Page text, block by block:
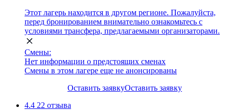
Этот лагерь находится в другом регионе. Пожалуйста,
перед бронированием внимательно ознакомьтесь с
условиями трансфера, предлагаемыми организаторами.
Смены:
Нет информации о предстоящих сменах
Смены в этом лагере еще не анонсированы
Оставить заявкуОставить заявку
4.4 22 отзыва